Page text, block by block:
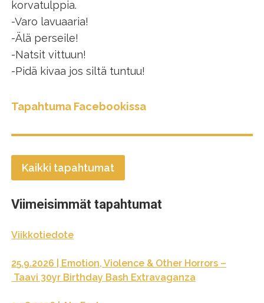
korvatulppia.
-Varo lavuaaria!
-Älä perseile!
-Natsit vittuun!
-Pidä kivaa jos siltä tuntuu!
Tapahtuma Facebookissa
Kaikki tapahtumat
Viimeisimmät tapahtumat
Viikkotiedote
25.9.2026 | Emotion, Violence & Other Horrors –
Taavi 30yr Birthday Bash Extravaganza